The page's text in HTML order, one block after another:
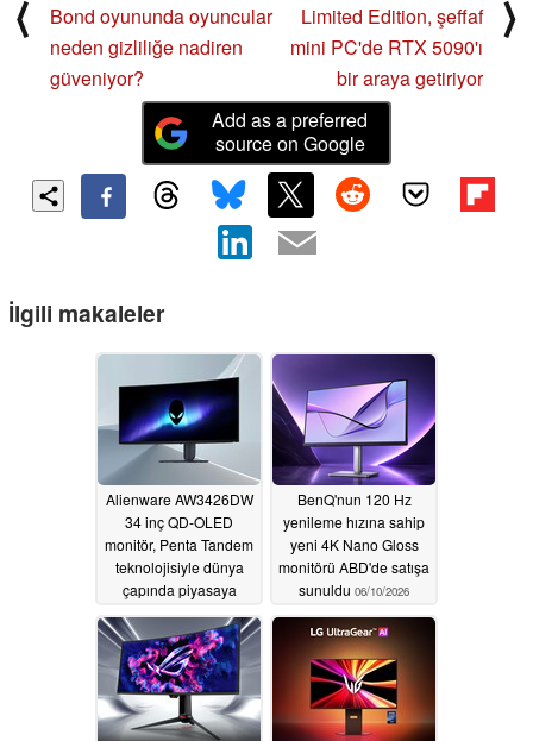
⟨
Bond oyununda oyuncular
neden gizliliğe nadiren
güveniyor?
Limited Edition, şeffaf
mini PC'de RTX 5090'ı
bir araya getiriyor
⟩
Add as a preferred
source on Google
İlgili makaleler
Alienware AW3426DW
34 inç QD-OLED
monitör, Penta Tandem
teknolojisiyle dünya
çapında piyasaya
07/09/2026
BenQ'nun 120 Hz
yenileme hızına sahip
yeni 4K Nano Gloss
monitörü ABD'de satışa
sunuldu 06/10/2026